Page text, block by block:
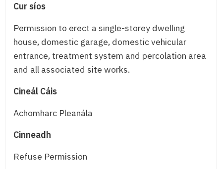
Cur síos
Permission to erect a single-storey dwelling
house, domestic garage, domestic vehicular
entrance, treatment system and percolation area
and all associated site works.
Cineál Cáis
Achomharc Pleanála
Cinneadh
Refuse Permission